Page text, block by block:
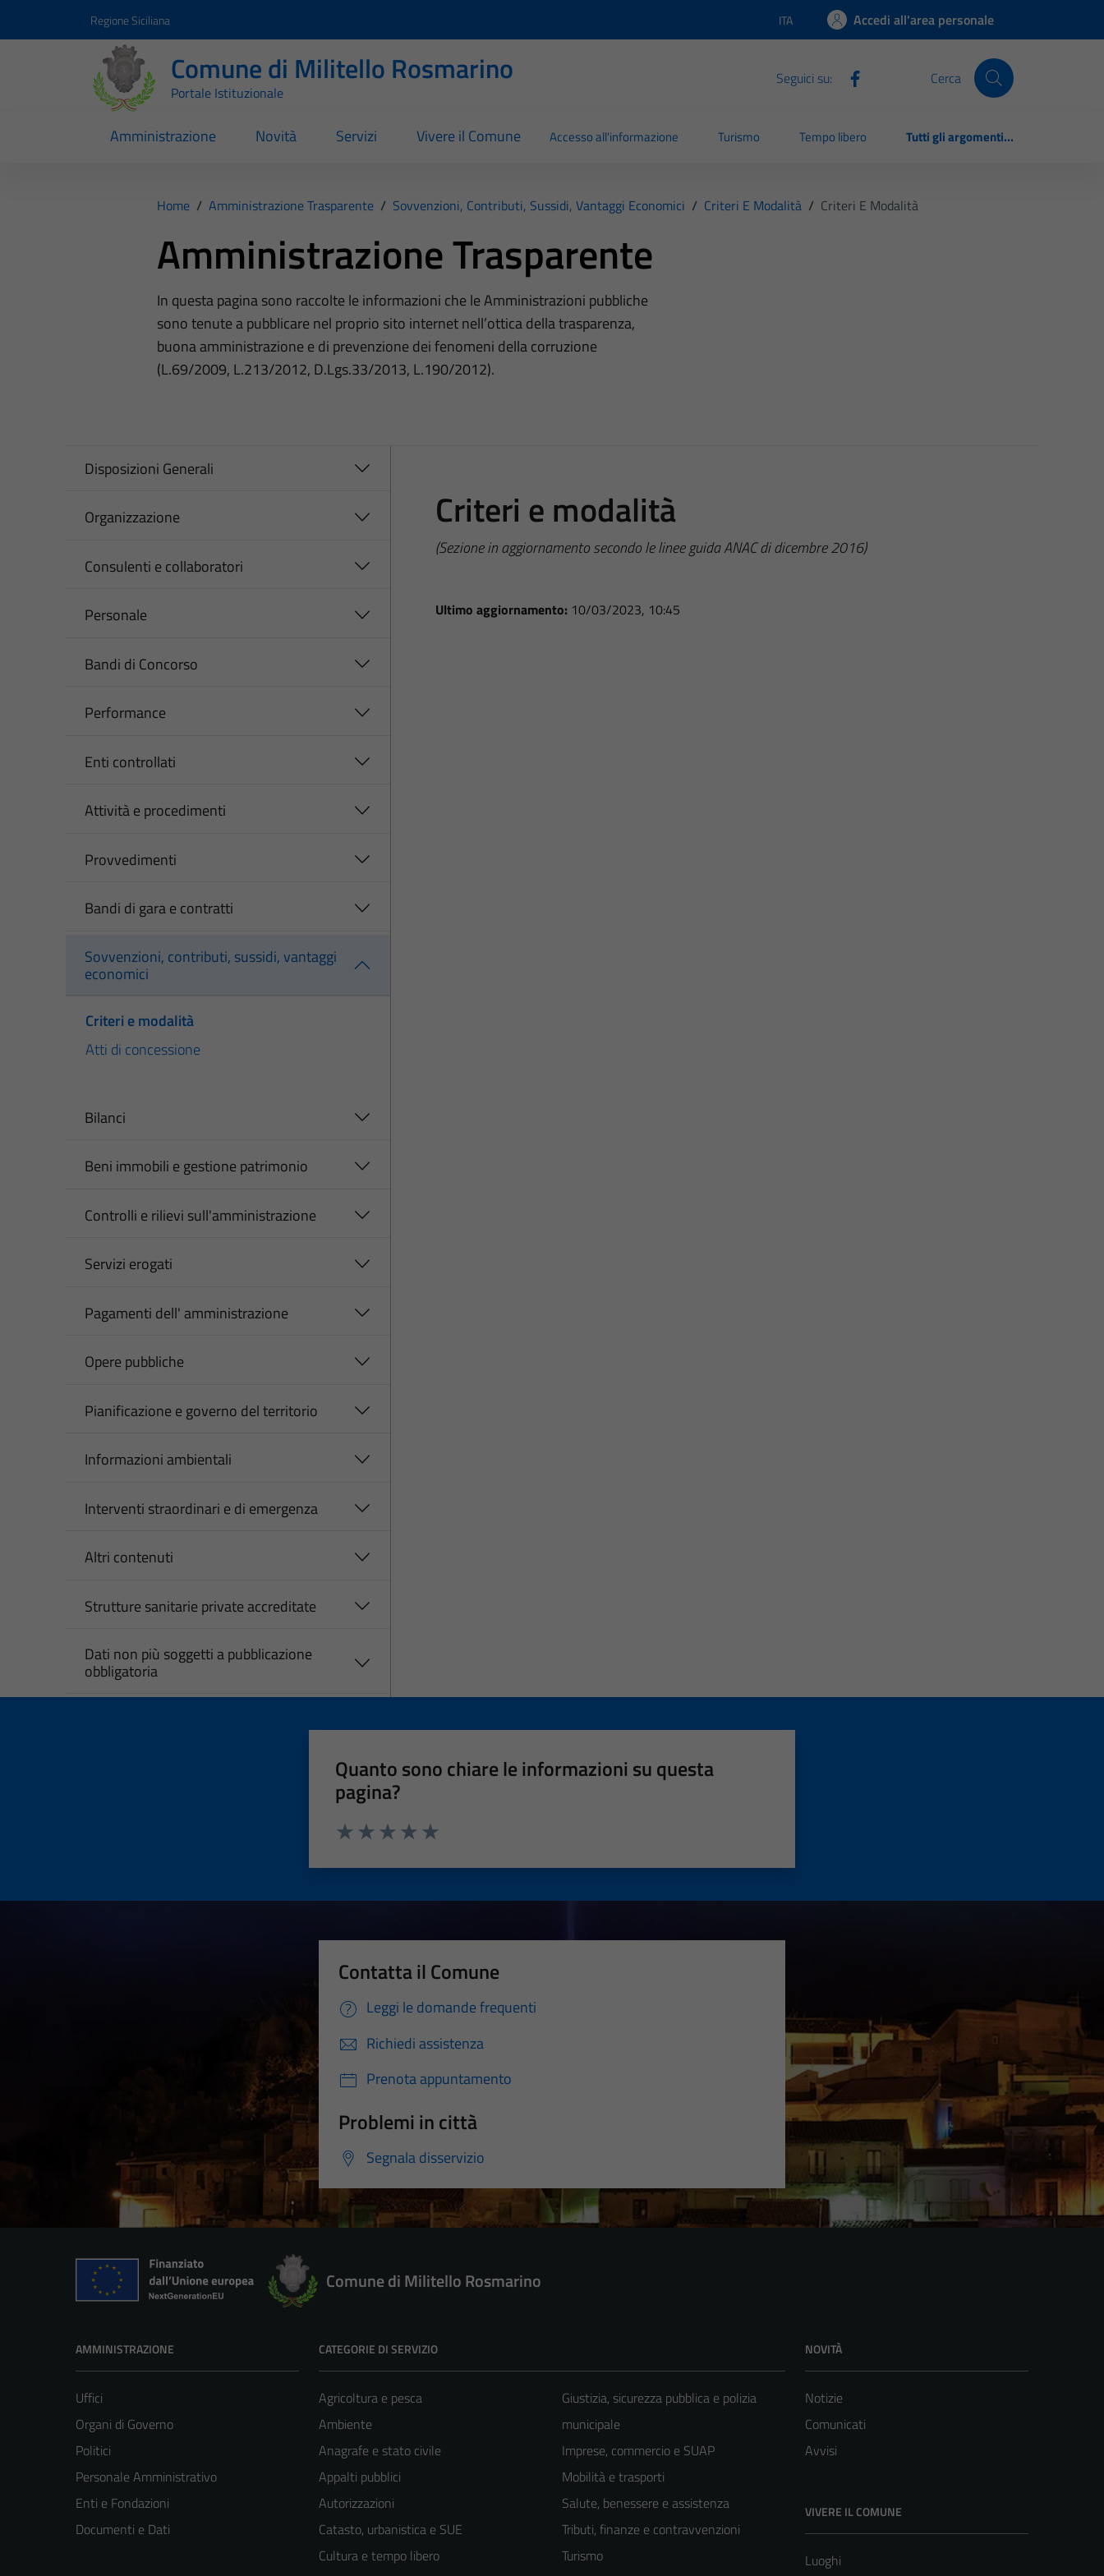
Regione Siciliana Lingua attiva:
ITA Accedi all'area personale
Comune di Militello Rosmarino
Portale Istituzionale
Seguici su: Cerca
Amministrazione Novità Servizi Vivere il Comune Accesso all'informazione Turismo Tempo libero Tutti gli argomenti...
Home / Amministrazione Trasparente / Sovvenzioni, Contributi, Sussidi, Vantaggi Economici / Criteri E Modalità / Criteri E Modalità
Amministrazione Trasparente
In questa pagina sono raccolte le informazioni che le Amministrazioni pubbliche
sono tenute a pubblicare nel proprio sito internet nell’ottica della trasparenza,
buona amministrazione e di prevenzione dei fenomeni della corruzione
(L.69/2009, L.213/2012, D.Lgs.33/2013, L.190/2012).
Disposizioni Generali
Organizzazione
Consulenti e collaboratori
Personale
Bandi di Concorso
Performance
Enti controllati
Attività e procedimenti
Provvedimenti
Bandi di gara e contratti
Sovvenzioni, contributi, sussidi, vantaggi
economici
Criteri e modalità
Atti di concessione
Bilanci
Beni immobili e gestione patrimonio
Controlli e rilievi sull'amministrazione
Servizi erogati
Pagamenti dell' amministrazione
Opere pubbliche
Pianificazione e governo del territorio
Informazioni ambientali
Interventi straordinari e di emergenza
Altri contenuti
Strutture sanitarie private accreditate
Dati non più soggetti a pubblicazione
obbligatoria
Criteri e modalità
(Sezione in aggiornamento secondo le linee guida ANAC di dicembre 2016)
Ultimo aggiornamento: 10/03/2023, 10:45
Quanto sono chiare le informazioni su questa
pagina?
Contatta il Comune
Leggi le domande frequenti
Richiedi assistenza
Prenota appuntamento
Problemi in città
Segnala disservizio
Comune di Militello Rosmarino
AMMINISTRAZIONE
Uffici
Organi di Governo
Politici
Personale Amministrativo
Enti e Fondazioni
Documenti e Dati
CATEGORIE DI SERVIZIO
Agricoltura e pesca
Ambiente
Anagrafe e stato civile
Appalti pubblici
Autorizzazioni
Catasto, urbanistica e SUE
Cultura e tempo libero
Giustizia, sicurezza pubblica e polizia
municipale
Imprese, commercio e SUAP
Mobilità e trasporti
Salute, benessere e assistenza
Tributi, finanze e contravvenzioni
Turismo
NOVITÀ
Notizie
Comunicati
Avvisi
VIVERE IL COMUNE
Luoghi